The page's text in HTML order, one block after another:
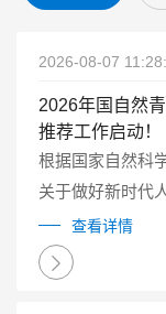
2026-08-07
2026年国自然
推荐工作启动！
根据国家自然科
关于做好新时代
人才一体化发展
实施国家自然科
生）（以下简称
查看详情